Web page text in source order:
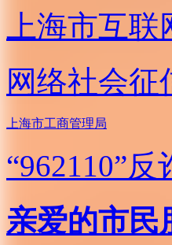
上海市互联
网络社会征
上海市工商管理局
“962110”反
亲爱的市民